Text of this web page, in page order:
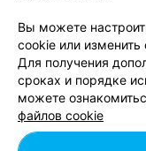
Вы можете
cookie или изменить
Для получения
сроках и порядке
можете
файлов cookie